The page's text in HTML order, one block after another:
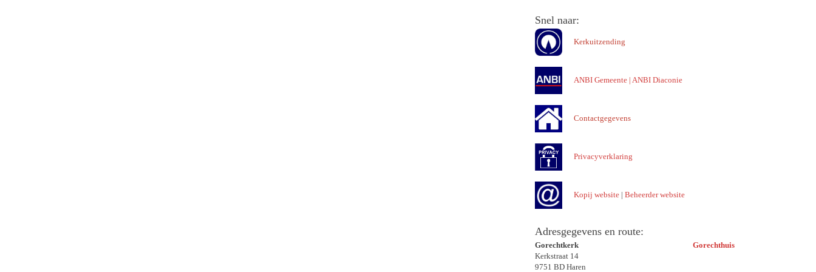
Snel naar:
Kerkuitzending
ANBI Gemeente |ANBI Diaconie
Contactgegevens
Privacyverklaring
Kopij website |Beheerder website
Adresgegevens en route:
Gorechtkerk
Gorechthuis
Kerkstraat 14
9751 BD Haren